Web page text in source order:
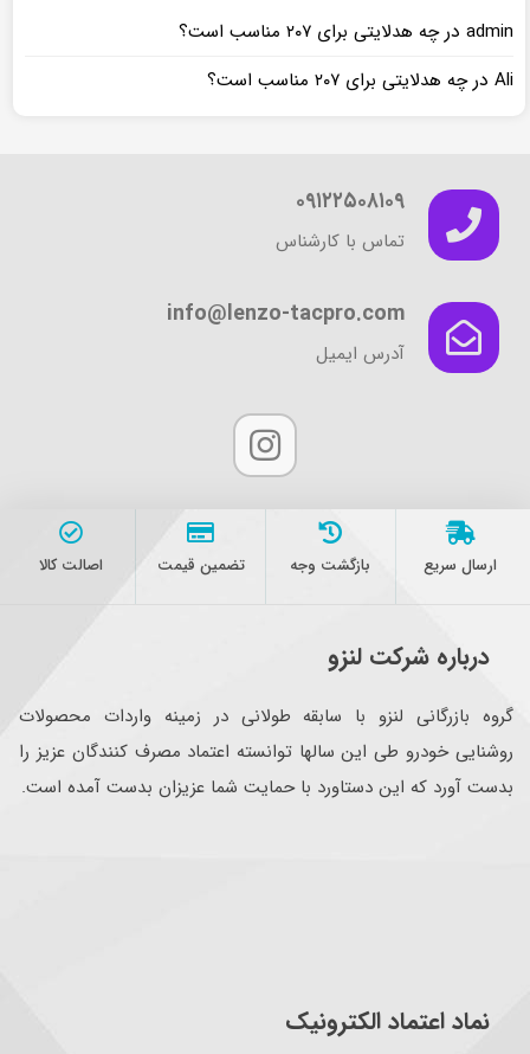
admin درچه هدلایتی برای ۲۰۷ مناسب است؟
Ali درچه هدلایتی برای ۲۰۷ مناسب است؟
۰۹۱۲۲۵۰۸۱۰۹
تماس با کارشناس
info@lenzo-tacpro.com
آدرس ایمیل
ارسال سریع بازگشت وجه تضمین قیمت اصالت کالا
درباره شرکت لنزو
گروه بازرگانی لنزو با سابقه طولانی در زمینه واردات محصولات
روشنایی خودرو طی این سالها توانسته اعتماد مصرف کنندگان عزیز را
بدست آورد که این دستاورد با حمایت شما عزیزان بدست آمده است.
نماد اعتماد الکترونیک